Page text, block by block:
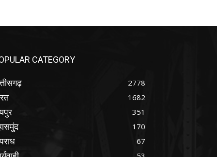
CATEGORY
2778
1682
351
170
67